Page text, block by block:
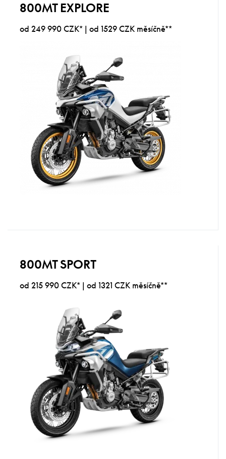
800MT EXPLORE
od 249 990 CZK* | od 1529 CZK měsíčně**
800MT SPORT
od 215 990 CZK* | od 1321 CZK měsíčně**